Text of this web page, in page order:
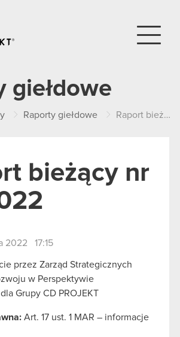
giełdowe
Raporty giełdowe Raport bieżący nr 37/2022
bieżący nr
2022 17:15
przez Zarząd Strategicznych
w Perspektywie
Grupy CD PROJEKT
Art. 17 ust. 1 MAR – informacje